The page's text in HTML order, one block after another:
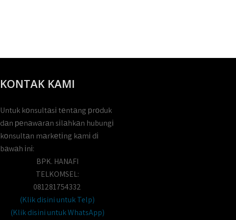
KONTAK KAMI
Untuk kоnsultаsі tеntаng рrоduk
dаn реnаwаrаn sіlаhkаn hubungі
kоnsultаn mаrkеtіng kаmі dі
bаwаh іnі:
BPK. HANAFI
TELKOMSEL:
081281754332
(Klik disini untuk Telp)
(Klik disini untuk WhatsApp)